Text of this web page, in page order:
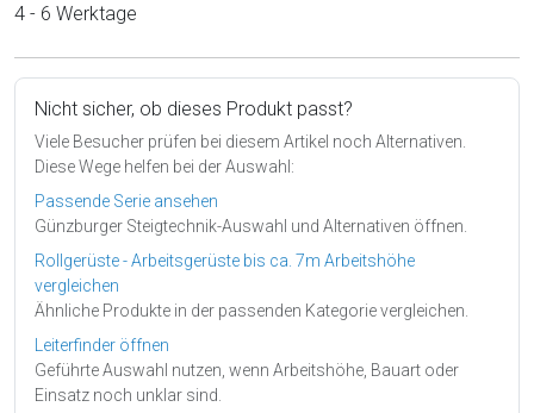
4 - 6 Werktage
Nicht sicher, ob dieses Produkt passt?
Viele Besucher prüfen bei diesem Artikel noch Alternativen.
Diese Wege helfen bei der Auswahl:
Passende Serie ansehen
Günzburger Steigtechnik-Auswahl und Alternativen öffnen.
Rollgerüste - Arbeitsgerüste bis ca. 7m Arbeitshöhe
vergleichen
Ähnliche Produkte in der passenden Kategorie vergleichen.
Leiterfinder öffnen
Geführte Auswahl nutzen, wenn Arbeitshöhe, Bauart oder
Einsatz noch unklar sind.